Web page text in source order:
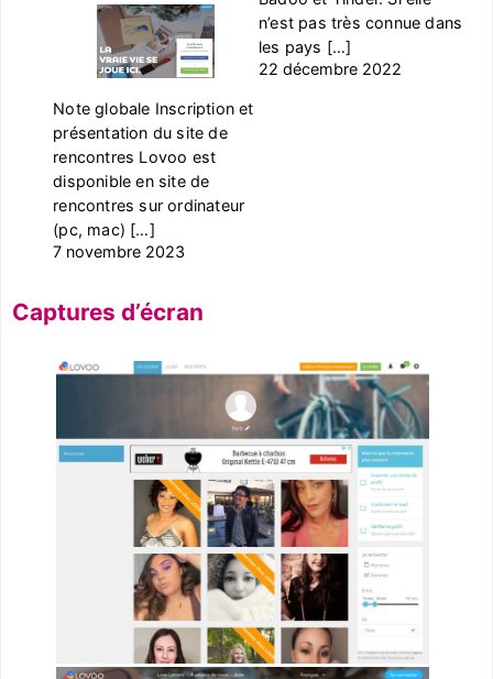
Note globale Inscription et
présentation du site de
rencontres Lovoo est
disponible en site de
rencontres sur ordinateur
(pc, mac) […]
7 novembre 2023
n’est pas très connue dans
les pays […]
22 décembre 2022
Captures d’écran